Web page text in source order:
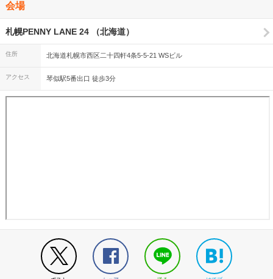
会場
札幌PENNY LANE 24 （北海道）
住所 北海道札幌市西区二十四軒4条5-5-21 WSビル
アクセス 琴似駅5番出口 徒歩3分